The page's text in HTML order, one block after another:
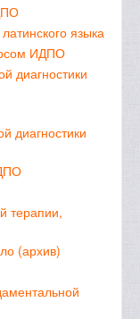
языка
ИДПО
диагностики
диагностики
терапии,
(архив)